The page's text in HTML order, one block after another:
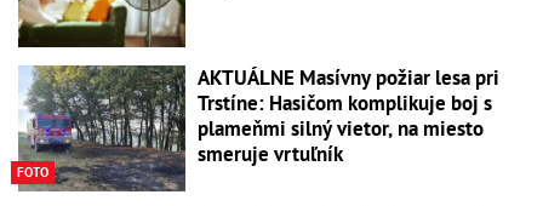
FOTO
AKTUÁLNE Masívny požiar lesa pri
Trstíne: Hasičom komplikuje boj s
plameňmi silný vietor, na miesto
smeruje vrtuľník